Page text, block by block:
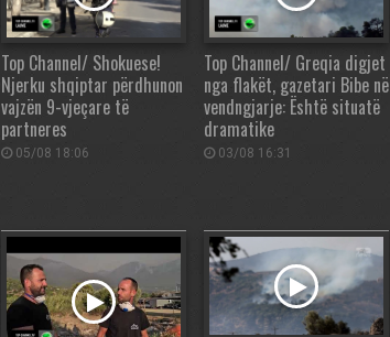
Top Channel/ Shokuese!
Njerku shqiptar përdhunon
vajzën 9-vjeçare të
partneres
05/08 18:06
Top Channel/ Greqia digjet
nga flakët, gazetari Bibe në
vendngjarje: Është situatë
dramatike
03/08 16:31